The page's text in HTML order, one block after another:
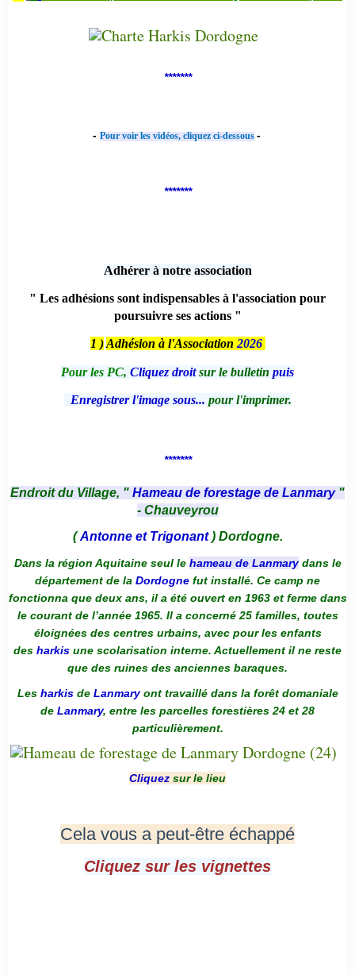
*******
- Pour voir les vidéos, cliquez ci-dessous -
*******
Adhérer à notre association
" Les adhésions sont indispensables à l'association pour
poursuivre ses actions "
1 ) Adhésion à l'Association 2026
Pour les PC, Cliquez droitsur le bulletin puis
Enregistrer l'image sous... pour l'imprimer.
*******
Endroit du Village, " Hameau de forestage de Lanmary "
- Chauveyrou
(Antonne et Trigonant) Dordogne.
Dans la région Aquitaine seul le hameau de Lanmarydans le
département de la Dordogne fut installé. Ce camp ne
fonctionna que deux ans, il a été ouvert en 1963 et ferme dans
le courant de l’année 1965. Il a concerné 25 familles, toutes
éloignées des centres urbains, avec pour les enfants
des harkis une scolarisation interne. Actuellement il ne reste
que des ruines des anciennes baraques.
Les harkis de Lanmaryont travaillé dans la forêt domaniale
de Lanmary, entre les parcelles forestières 24 et 28
particulièrement.
Cliquez sur le lieu
Cela vous a peut-être échappé
Cliquez sur les vignettes